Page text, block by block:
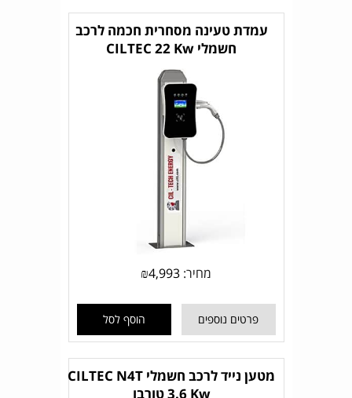
עמדת טעינה מסחרית חכמה לרכב
חשמלי CILTEC 22 Kw
מחיר: ₪4,993
פרטים נוספים הוסף לסל
מטען נייד לרכב חשמלי CILTEC N4T
3.6 Kw טורבו